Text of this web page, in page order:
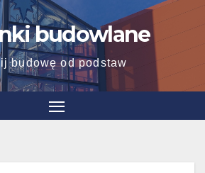
budowlane
budowę od podstaw